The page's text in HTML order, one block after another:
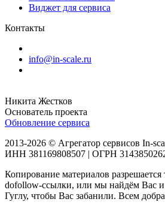
Виджет для сервиса
Контакты
info@in-scale.ru
Никита Жестков
Основатель проекта
Обновление сервиса
2013-2026 © Агрегатор сервисов In-
ИНН 381169808507 | ОГРН
Копирование материалов разрешается
dofollow-ссылки, или мы найдём Вас
Гуглу, чтобы Вас забанили. Всем